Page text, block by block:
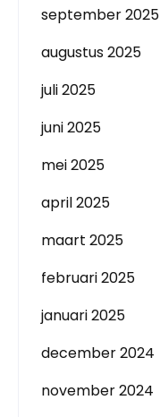
september 2025
augustus 2025
juli 2025
juni 2025
mei 2025
april 2025
maart 2025
februari 2025
januari 2025
december 2024
november 2024